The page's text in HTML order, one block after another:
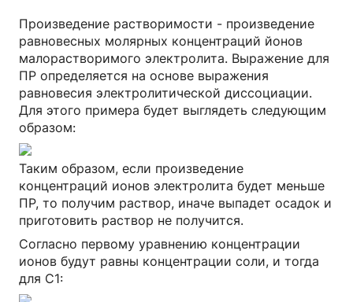
Произведение растворимости - произведение
равновесных молярных концентраций йонов
малорастворимого электролита. Выражение для
ПР определяется на основе выражения
равновесия электролитической диссоциации.
Для этого примера будет выглядеть следующим
образом:
Таким образом, если произведение
концентраций ионов электролита будет меньше
ПР, то получим раствор, иначе выпадет осадок и
приготовить раствор не получится.
Согласно первому уравнению концентрации
ионов будут равны концентрации соли, и тогда
для С1: